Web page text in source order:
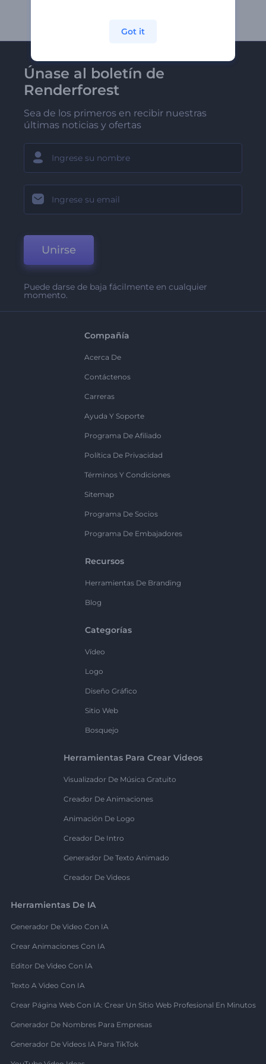
Únase al boletín de
Renderforest
Sea de los primeros en recibir nuestras
últimas noticias y ofertas
Unirse
Puede darse de baja fácilmente en cualquier
momento.
Compañía
Acerca De
Contáctenos
Carreras
Ayuda Y Soporte
Programa De Afiliado
Política De Privacidad
Términos Y Condiciones
Sitemap
Programa De Socios
Programa De Embajadores
Recursos
Herramientas De Branding
Blog
Categorías
Vídeo
Logo
Diseño Gráfico
Sitio Web
Bosquejo
Herramientas Para Crear Videos
Visualizador De Música Gratuito
Creador De Animaciones
Animación De Logo
Creador De Intro
Generador De Texto Animado
Creador De Videos
Herramientas De IA
Generador De Video Con IA
Crear Animaciones Con IA
Editor De Video Con IA
Texto A Video Con IA
Crear Página Web Con IA: Crear Un Sitio Web Profesional En Minutos
Generador De Nombres Para Empresas
Generador De Videos IA Para TikTok
Got it